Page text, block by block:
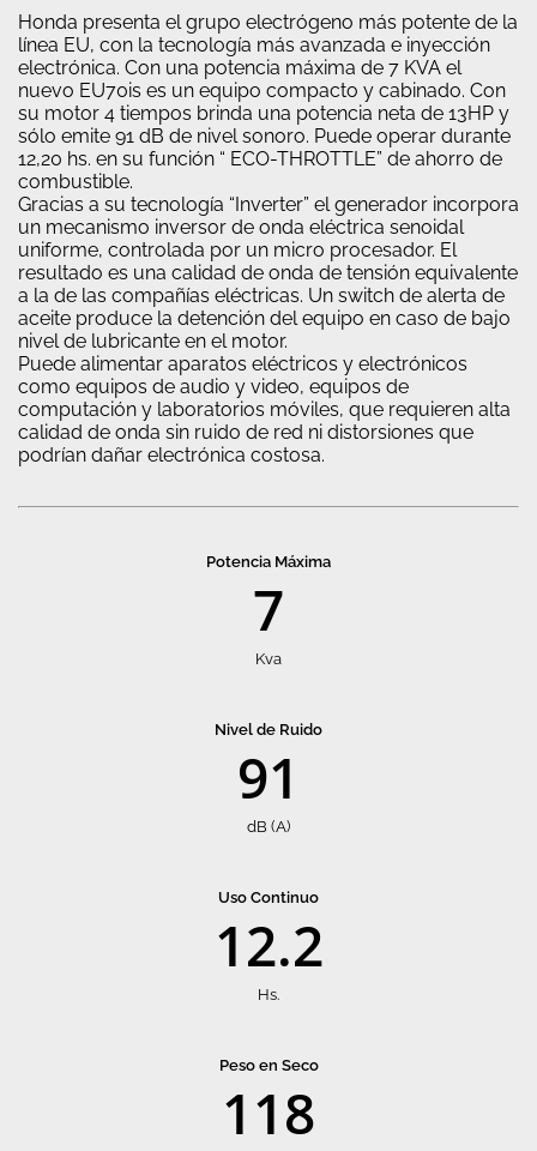
Honda presenta el grupo electrógeno más potente de la
línea EU, con la tecnología más avanzada e inyección
electrónica. Con una potencia máxima de 7 KVA el
nuevo EU70is es un equipo compacto y cabinado. Con
su motor 4 tiempos brinda una potencia neta de 13HP y
sólo emite 91 dB de nivel sonoro. Puede operar durante
12,20 hs. en su función “ ECO-THROTTLE” de ahorro de
combustible.
Gracias a su tecnología “Inverter” el generador incorpora
un mecanismo inversor de onda eléctrica senoidal
uniforme, controlada por un micro procesador. El
resultado es una calidad de onda de tensión equivalente
a la de las compañías eléctricas. Un switch de alerta de
aceite produce la detención del equipo en caso de bajo
nivel de lubricante en el motor.
Puede alimentar aparatos eléctricos y electrónicos
como equipos de audio y video, equipos de
computación y laboratorios móviles, que requieren alta
calidad de onda sin ruido de red ni distorsiones que
podrían dañar electrónica costosa.
Potencia Máxima
7
Kva
Nivel de Ruido
91
dB (A)
Uso Continuo
12.2
Hs.
Peso en Seco
118